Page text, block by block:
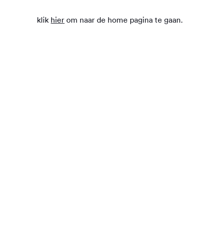
klik hier om naar de home pagina te gaan.